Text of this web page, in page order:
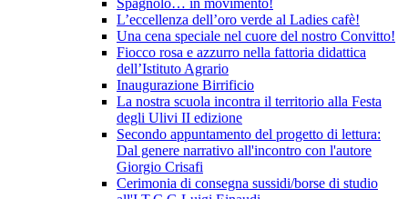
Spagnolo… in movimento!
L’eccellenza dell’oro verde al Ladies cafè!
Una cena speciale nel cuore del nostro Convitto!
Fiocco rosa e azzurro nella fattoria didattica
dell’Istituto Agrario
Inaugurazione Birrificio
La nostra scuola incontra il territorio alla Festa
degli Ulivi II edizione
Secondo appuntamento del progetto di lettura:
Dal genere narrativo all'incontro con l'autore
Giorgio Crisafi
Cerimonia di consegna sussidi/borse di studio